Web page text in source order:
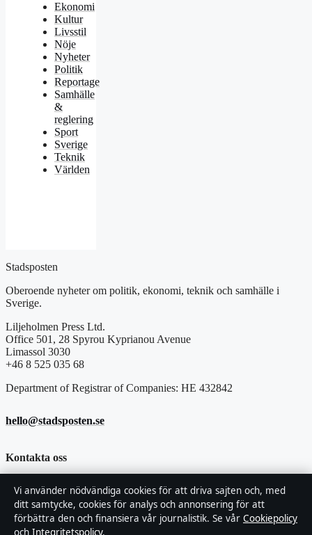
Ekonomi
Kultur
Livsstil
Nöje
Nyheter
Politik
Reportage
Samhälle
&
reglering
Sport
Sverige
Teknik
Världen
Stadsposten
Oberoende nyheter om politik, ekonomi, teknik och samhälle i
Sverige.
Liljeholmen Press Ltd.
Office 501, 28 Spyrou Kyprianou Avenue
Limassol 3030
+46 8 525 035 68
Department of Registrar of Companies: HE 432842
hello@stadsposten.se
Kontakta oss
Allmänt: hello@stadsposten.se
hello@stadsposten.se
Vi använder nödvändiga cookies för att driva sajten och, med
ditt samtycke, cookies för analys och annonsering för att
förbättra den och finansiera vår journalistik. Se vår Cookiepolicy
och Integritetspolicy.